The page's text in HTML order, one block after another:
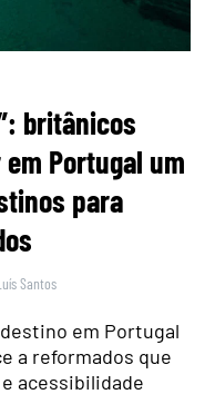
britânicos
Portugal um
para
Santos
em Portugal
a reformados que
acessibilidade